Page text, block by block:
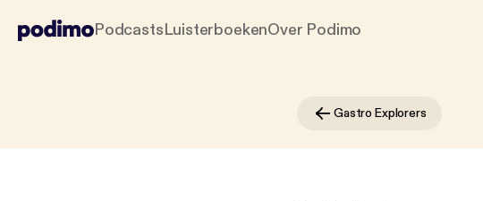
PodcastsLuisterboekenOver Podimo
Gastro Explorers